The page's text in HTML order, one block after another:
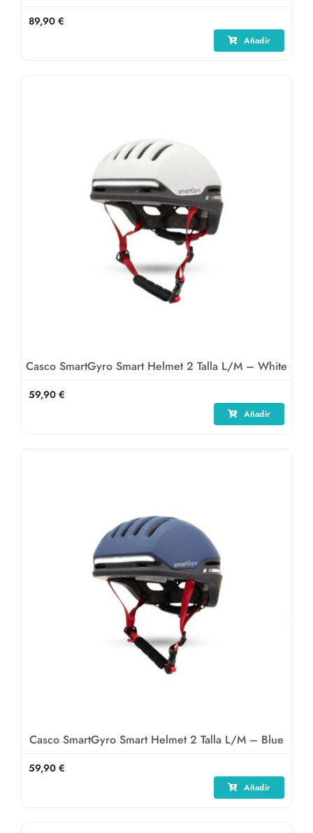
89,90 €
Añadir
Casco SmartGyro Smart Helmet 2 Talla L/M – White
59,90 €
Añadir
Casco SmartGyro Smart Helmet 2 Talla L/M – Blue
59,90 €
Añadir